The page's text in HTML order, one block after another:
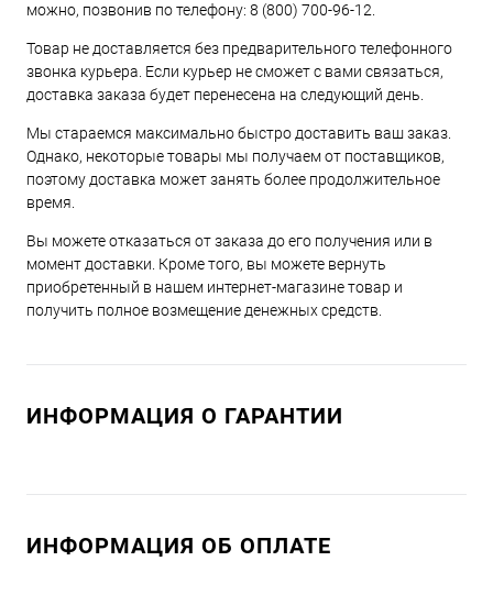
можно, позвонив по телефону: 8 (800) 700-96-12.
Товар не доставляется без предварительного телефонного
звонка курьера. Если курьер не сможет с вами связаться,
доставка заказа будет перенесена на следующий день.
Мы стараемся максимально быстро доставить ваш заказ.
Однако, некоторые товары мы получаем от поставщиков,
поэтому доставка может занять более продолжительное
время.
Вы можете отказаться от заказа до его получения или в
момент доставки. Кроме того, вы можете вернуть
приобретенный в нашем интернет-магазине товар и
получить полное возмещение денежных средств.
ИНФОРМАЦИЯ О ГАРАНТИИ
ИНФОРМАЦИЯ ОБ ОПЛАТЕ